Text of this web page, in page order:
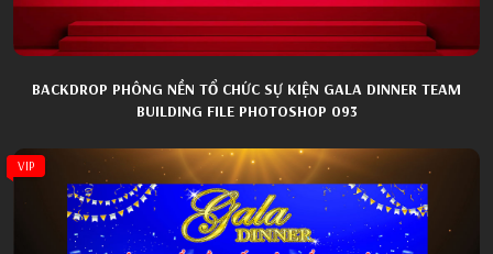
BACKDROP PHÔNG NỀN TỔ CHỨC SỰ KIỆN GALA DINNER TEAM
BUILDING FILE PHOTOSHOP 093
VIP